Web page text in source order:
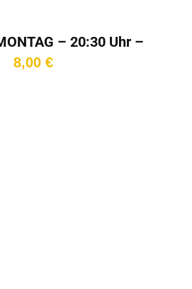
– 20:30 Uhr –
Kinotag
8,00 €